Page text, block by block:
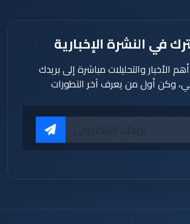
في النشرة الإخبارية
الأخبار والتحليلات مباشرة إلى بريدك
وكن أول من يعرف آخر التطورات